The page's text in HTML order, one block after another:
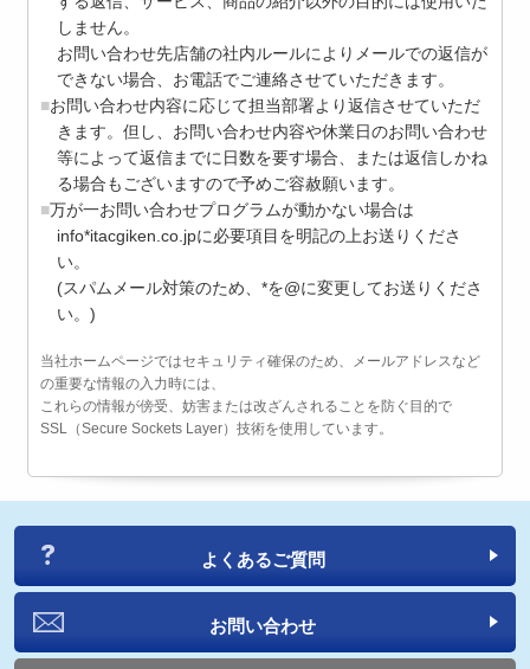
しません。
お問い合わせ先店舗の社内ルールによりメールでの返信が
できない場合、お電話でご連絡させていただきます。
お問い合わせ内容に応じて担当部署より返信させていただ
きます。但し、お問い合わせ内容や休業日のお問い合わせ
等によって返信までに日数を要す場合、または返信しかね
る場合もございますので予めご容赦願います。
万が一お問い合わせプログラムが動かない場合は
info*itacgiken.co.jpに必要項目を明記の上お送りくださ
い。
(スパムメール対策のため、*を@に変更してお送りくださ
い。)
当社ホームページではセキュリティ確保のため、メールアドレスなど
の重要な情報の入力時には、
これらの情報が傍受、妨害または改ざんされることを防ぐ目的で
SSL（Secure Sockets Layer）技術を使用しています。
よくあるご質問
お問い合わせ